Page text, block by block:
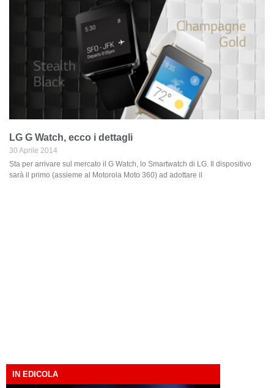
LG G Watch, ecco i dettagli
30 Aprile 2014
Sta per arrivare sul mercato il G Watch, lo Smartwatch di LG. Il dispositivo
sarà il primo (assieme al Motorola Moto 360) ad adottare il
IN EDICOLA